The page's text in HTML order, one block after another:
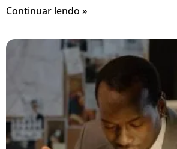
Continuar lendo »